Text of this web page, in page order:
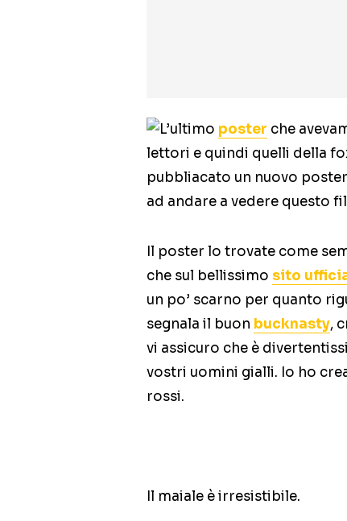
L’ultimo poster che
lettori e quindi quelli della
pubbliacato un nuovo
ad andare a vedere questo
Il poster lo trovate come
che sul bellissimo sito
un po’ scarno per quanto
segnala il buon bucknasty,
vi assicuro che è
vostri uomini gialli. Io ho
rossi.
Il maiale è irresistibile.